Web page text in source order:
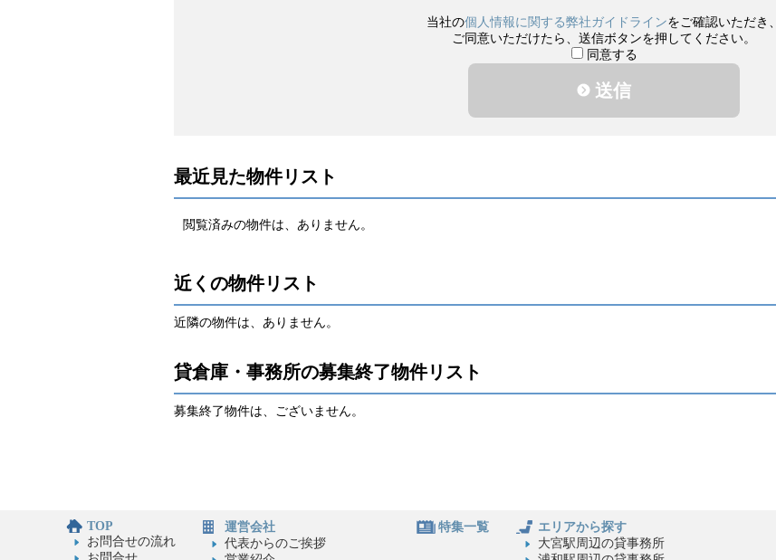
当社の個人情報に関する弊社ガイドラインをご確認いただき、
ご同意いただけたら、送信ボタンを押してください。
同意する
送信
最近見た物件リスト
閲覧済みの物件は、ありません。
近くの物件リスト
近隣の物件は、ありません。
貸倉庫・事務所の募集終了物件リスト
募集終了物件は、ございません。
TOP
お問合せの流れ
運営会社
代表からのご挨拶
特集一覧
エリアから探す
大宮駅周辺の貸事務所